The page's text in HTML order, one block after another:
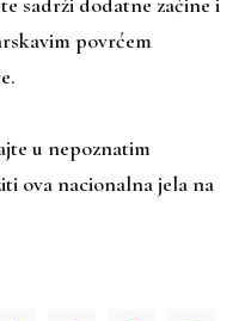
povrćem
u nepoznatim
ova nacionalna jela na